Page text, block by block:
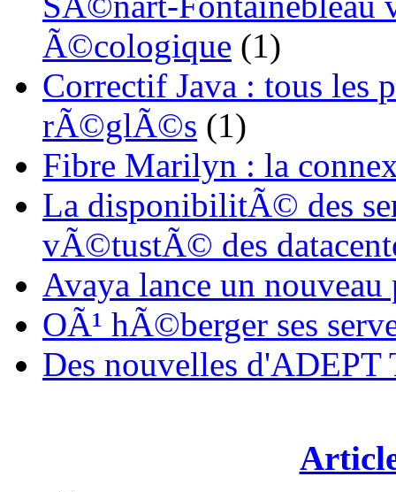
Ã©cologique (1)
Correctif Java : tous les
rÃ©glÃ©s (1)
Fibre Marilyn : la
La disponibilitÃ© des
vÃ©tustÃ© des
Avaya lance un nouveau
OÃ¹ hÃ©berger ses
Des nouvelles